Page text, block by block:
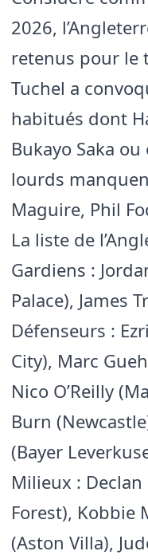
2026,
retenus pour le
Tuchel a
habitués dont
Bukayo Saka
lourds
Maguire, Phil
La liste de
Gardiens :
Palace), James
Défenseurs :
City), Marc
Nico O’Reilly
Burn
(Bayer
Milieux :
Forest), Kobbie
(Aston Villa),